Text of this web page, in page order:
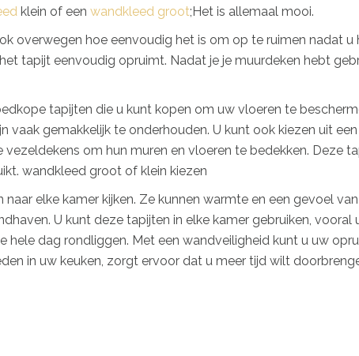
klein of een wandkleed groot;Het is allemaal mooi.
overwegen hoe eenvoudig het is om op te ruimen nadat
tapijt eenvoudig opruimt. Nadat je je muurdeken hebt
tapijten die u kunt kopen om uw vloeren te
vaak gemakkelijk te onderhouden. U kunt ook kiezen uit
om hun muren en vloeren te bedekken. Deze
wandkleed groot of klein kiezen
elke kamer kijken. Ze kunnen warmte en een gevoel
U kunt deze tapijten in elke kamer gebruiken, vooral
hele dag rondliggen. Met een wandveiligheid kunt u uw
in uw keuken, zorgt ervoor dat u meer tijd wilt